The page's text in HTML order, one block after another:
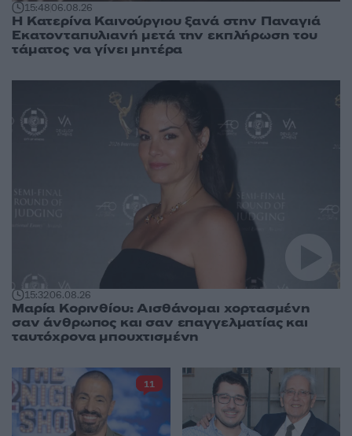
15:4806.08.26
Η Κατερίνα Καινούργιου ξανά στην Παναγιά
Εκατονταπυλιανή μετά την εκπλήρωση του
τάματος να γίνει μητέρα
15:3206.08.26
Μαρία Κορινθίου: Αισθάνομαι χορτασμένη
σαν άνθρωπος και σαν επαγγελματίας και
ταυτόχρονα μπουχτισμένη
11